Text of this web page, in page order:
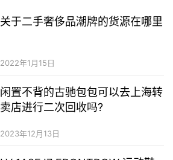
关于二手奢侈品潮牌的货源在哪里
2022年1月15日
闲置不背的古驰包包可以去上海转
卖店进行二次回收吗?
2023年12月13日